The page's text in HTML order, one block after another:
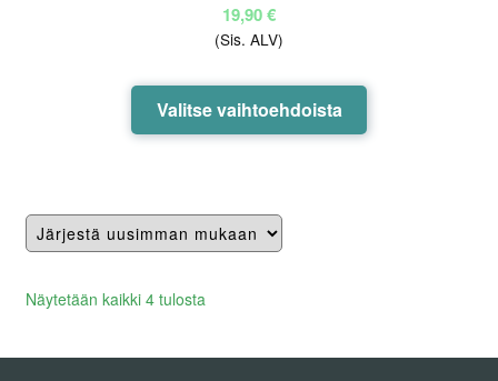
19,90€
(Sis. ALV)
Valitse vaihtoehdoista
Tällä
tuotteella
Näytetään kaikki 4 tulostaLajiteltu